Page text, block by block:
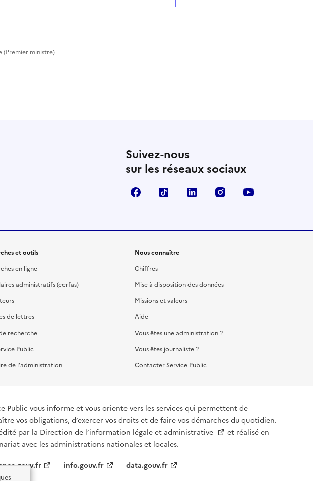
ministre)
Suivez-nous
sur les réseaux sociaux
FacebookTikTok LinkedIn Instagram
et outils
en ligne
administratifs (cerfas)
de lettres
recherche
Public
de l'administration
Nous connaître
Chiffres
Mise à disposition des données
Missions et valeurs
Aide
Vous êtes une administration ?
Vous êtes journaliste ?
Contacter Service Public
Public vous informe et vous oriente vers les services qui permettent de
vos obligations, d’exercer vos droits et de faire vos démarches du quotidien.
par la Direction de l’information légale et administrative
et réalisé en
avec les administrations nationales et locales.
info.gouv.fr data.gouv.fr